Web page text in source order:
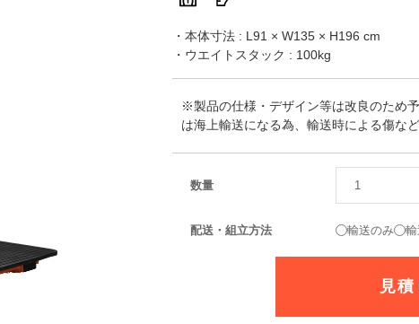
・本体寸法 : L91 × W135 × H196 cm
・ウエイトスタック : 100kg
※製品の仕様・デザイン等は改良のため
は海上輸送になる為、輸送時による傷な
数量
配送・組立方法 輸送のみ